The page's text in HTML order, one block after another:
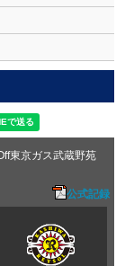
東京ガス武蔵野苑
公式記録